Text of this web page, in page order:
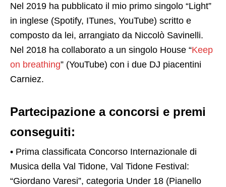
Nel 2019 ha pubblicato il mio primo singolo “Light”
in inglese (Spotify, ITunes, YouTube) scritto e
composto da lei, arrangiato da Niccolò Savinelli.
Nel 2018 ha collaborato a un singolo House “Keep
on breathing” (YouTube) con i due DJ piacentini
Carniez.
Partecipazione a concorsi e premi
conseguiti:
• Prima classificata Concorso Internazionale di
Musica della Val Tidone, Val Tidone Festival:
“Giordano Varesi”, categoria Under 18 (Pianello